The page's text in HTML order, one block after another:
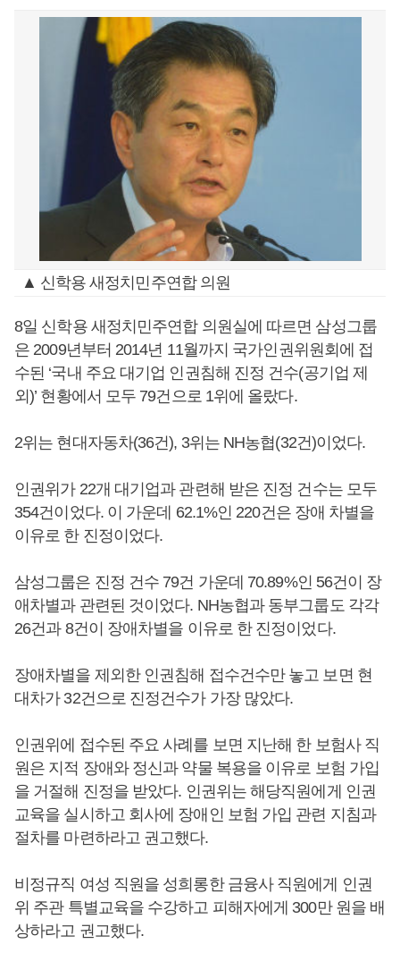
▲ 신학용 새정치민주연합 의원
8일 신학용 새정치민주연합 의원실에 따르면 삼성그룹
은 2009년부터 2014년 11월까지 국가인권위원회에 접
수된 ‘국내 주요 대기업 인권침해 진정 건수(공기업 제
외)’ 현황에서 모두 79건으로 1위에 올랐다.
2위는 현대자동차(36건), 3위는 NH농협(32건)이었다.
인권위가 22개 대기업과 관련해 받은 진정 건수는 모두
354건이었다. 이 가운데 62.1%인 220건은 장애 차별을
이유로 한 진정이었다.
삼성그룹은 진정 건수 79건 가운데 70.89%인 56건이 장
애차별과 관련된 것이었다. NH농협과 동부그룹도 각각
26건과 8건이 장애차별을 이유로 한 진정이었다.
장애차별을 제외한 인권침해 접수건수만 놓고 보면 현
대차가 32건으로 진정건수가 가장 많았다.
인권위에 접수된 주요 사례를 보면 지난해 한 보험사 직
원은 지적 장애와 정신과 약물 복용을 이유로 보험 가입
을 거절해 진정을 받았다. 인권위는 해당직원에게 인권
교육을 실시하고 회사에 장애인 보험 가입 관련 지침과
절차를 마련하라고 권고했다.
비정규직 여성 직원을 성희롱한 금융사 직원에게 인권
위 주관 특별교육을 수강하고 피해자에게 300만 원을 배
상하라고 권고했다.